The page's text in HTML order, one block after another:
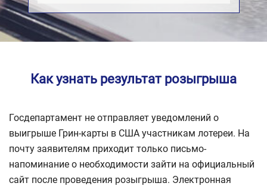
Как узнать результат розыгрыша
Госдепартамент не отправляет уведомлений о
выигрыше Грин-карты в США участникам лотереи. На
почту заявителям приходит только письмо-
напоминание о необходимости зайти на официальный
сайт после проведения розыгрыша. Электронная